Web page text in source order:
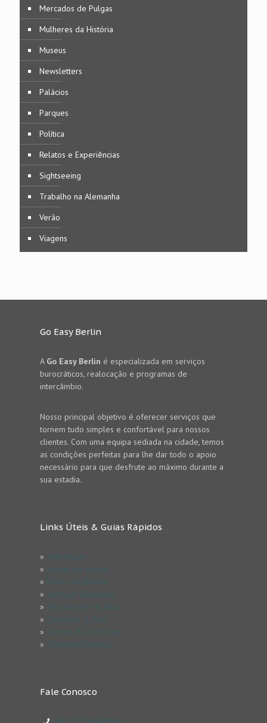
Mercados de Pulgas
Mulheres da História
Museus
Newsletters
Palácios
Parques
Política
Relatos e Experiências
Sightseeing
Trabalho na Alemanha
Verão
Viagens
Go Easy Berlin
A Go Easy Berlin é especializada em serviços
burocráticos, realocação e programas de
intercâmbio.
Nosso principal objetivo é oferecer serviços que
tornem tudo simples e confortável para nossos
clientes. Com uma equipa sediada na cidade, temos
as condições perfeitas para lhe dar todo o apoio
necessário para que desfrute ao máximo durante a
sua estadia.
Links Úteis & Guias Rápidos
»
»
»
»
»
»
»
»
Fale Conosco